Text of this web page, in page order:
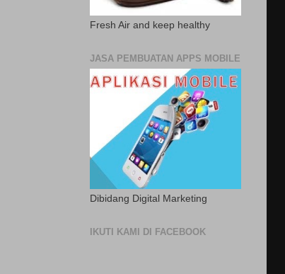
Fresh Air and keep healthy
JASA PEMBUATAN APPS MOBILE
Dibidang Digital Marketing
IKUTI KAMI DI FACEBOOK